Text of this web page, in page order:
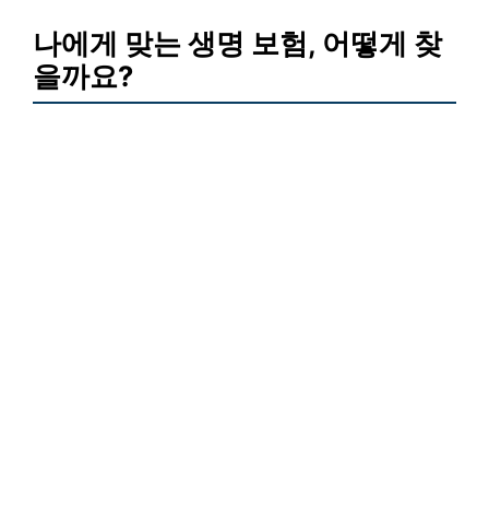
나에게 맞는 생명 보험, 어떻게 찾
을까요?